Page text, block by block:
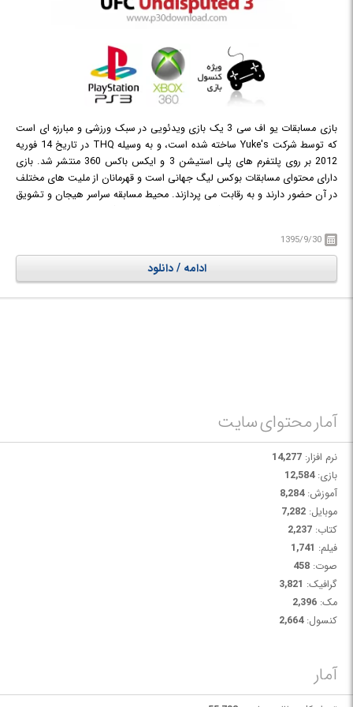
بازی مسابقات یو اف سی 3 یک بازی ویدئویی در سبک ورزشی و مبارزه ای است
که توسط شرکت Yuke's ساخته شده است، و به وسیله THQ در تاریخ 14 فوریه
2012 بر روی پلتفرم های پلی استیشن 3 و ایکس باکس 360 منتشر شد. بازی
دارای محتوای مسابقات بوکس لیگ جهانی است و قهرمانان از ملیت های مختلف
در آن حضور دارند و به رقابت می پردازند. محیط مسابقه سراسر هیجان و تشویق
مسابقه ی مشت زنی چه درون رینگ مسابقه و چه در خارج از زمین اتفاق می
افتد به درستی و شبیه به نمونه ی واقعی آن اجرا شود تا علاقمندان به این سبک
از ورزشها بتوانند از تجربه ی بازی UFC Undisputed 3 به مانند یک بازی واقعی
لذت ببرند.
1395/9/30
ادامه / دانلود
آمار محتوای سایت
نرم افزار: 14,277
بازی:12,584
آموزش:8,284
موبایل: 7,282
کتاب: 2,237
فیلم: 1,741
صوت: 458
گرافیک: 3,821
مک: 2,396
کنسول:2,664
آمار